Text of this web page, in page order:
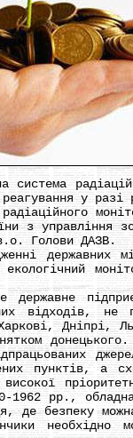
у
з управління
Голови ДАЗВ.
державних
екологічний
відходів,
Дніпрі,
донецького.
пунктів, а
високої
1962 рр.,
де безпеку
необхідно